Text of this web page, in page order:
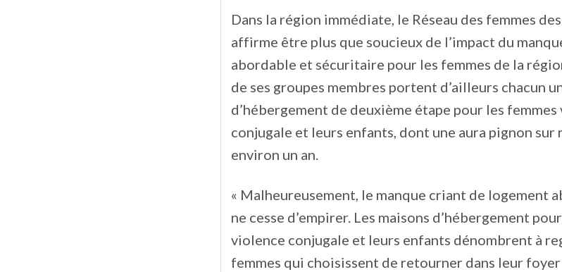
Dans la région immédiate, le Réseau des femmes
affirme être plus que soucieux de l’impact du
abordable et sécuritaire pour les femmes de la
de ses groupes membres portent d’ailleurs chacun
d’hébergement de deuxième étape pour les
conjugale et leurs enfants, dont une aura pignon sur
environ un an.
« Malheureusement, le manque criant de logement
ne cesse d’empirer. Les maisons d’hébergement
violence conjugale et leurs enfants dénombrent à
femmes qui choisissent de retourner dans leur